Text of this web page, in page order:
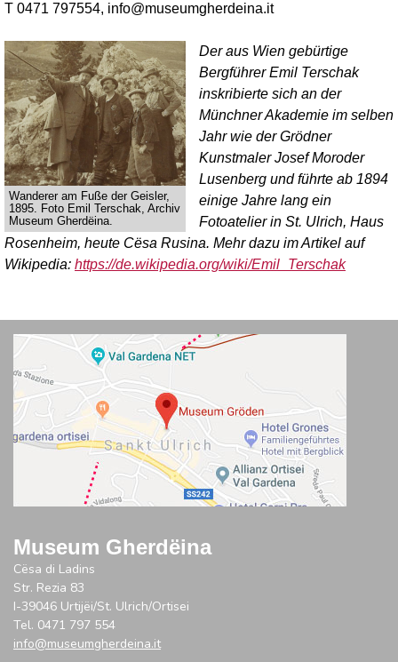
T 0471 797554, info@museumgherdeina.it
Wanderer am Fuße der Geisler,
1895. Foto Emil Terschak, Archiv
Museum Gherdëina.
Der aus Wien gebürtige
Bergführer Emil Terschak
inskribierte sich an der
Münchner Akademie im selben
Jahr wie der Grödner
Kunstmaler Josef Moroder
Lusenberg und führte ab 1894
einige Jahre lang ein
Fotoatelier in St. Ulrich, Haus
Rosenheim, heute Cësa Rusina. Mehr dazu im Artikel auf
Wikipedia: https://de.wikipedia.org/wiki/Emil_Terschak
Museum Gherdëina
Cësa di Ladins
Str. Rezia 83
I-39046 Urtijëi/St. Ulrich/Ortisei
Tel. 0471 797 554
info@museumgherdeina.it